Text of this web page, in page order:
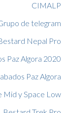
CIMALP
de telegram
Nepal Pro
Paz Algora 2020
Paz Algora
Mid y Space Low